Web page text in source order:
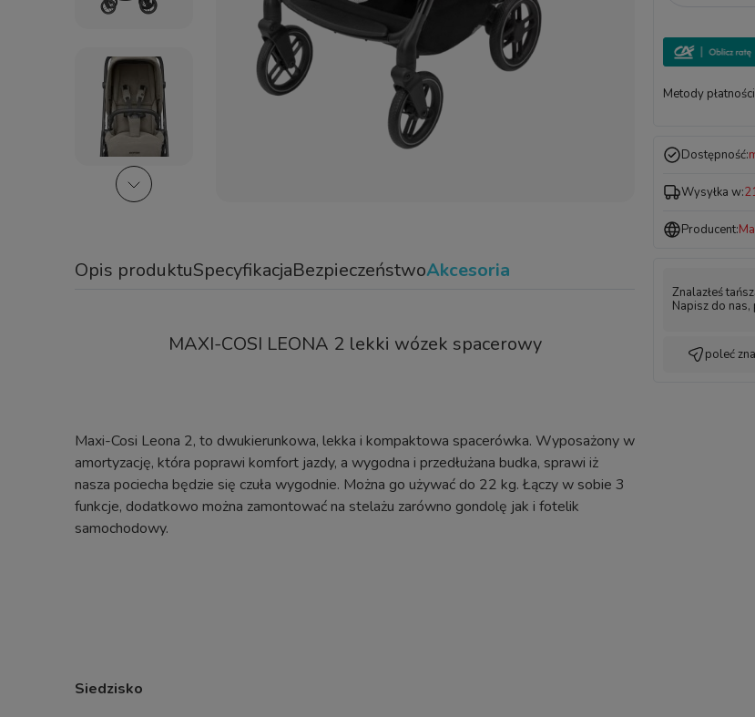
Metody
Dostępność:
Wysyłka w:
Producent:
Znalazłeś
Napisz do
poleć
Opis produktuSpecyfikacjaBezpieczeństwoAkcesoria
MAXI-COSI LEONA 2 lekki wózek spacerowy
Maxi-Cosi Leona 2, to dwukierunkowa, lekka i kompaktowa spacerówka. Wyposażony w
amortyzację, która poprawi komfort jazdy, a wygodna i przedłużana budka, sprawi iż
nasza pociecha będzie się czuła wygodnie. Można go używać do 22 kg. Łączy w sobie 3
funkcje, dodatkowo można zamontować na stelażu zarówno gondolę jak i fotelik
samochodowy.
Siedzisko